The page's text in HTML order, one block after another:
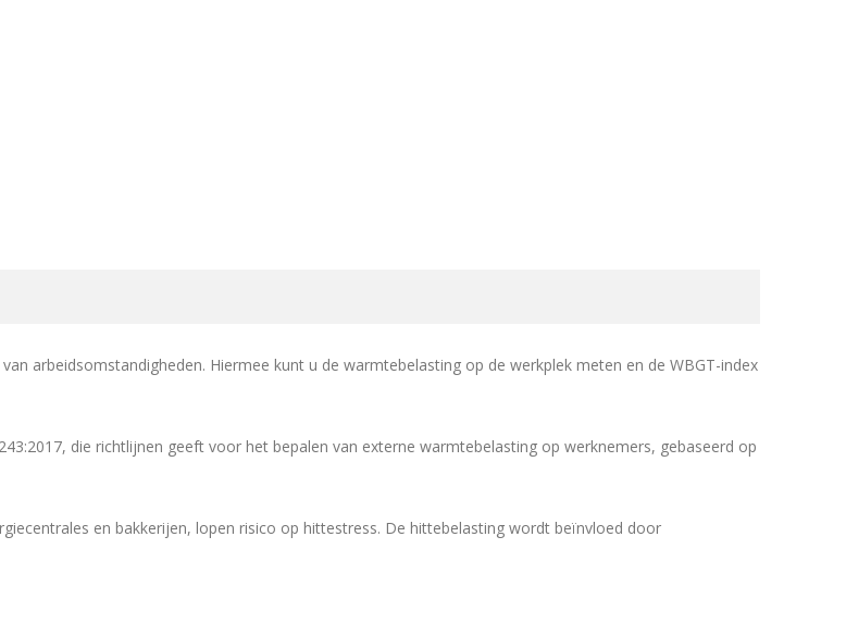
arbeidsomstandigheden. Hiermee kunt u de warmtebelasting op de werkplek meten en de WBGT-index
die richtlijnen geeft voor het bepalen van externe warmtebelasting op werknemers, gebaseerd op
en bakkerijen, lopen risico op hittestress. De hittebelasting wordt beïnvloed door